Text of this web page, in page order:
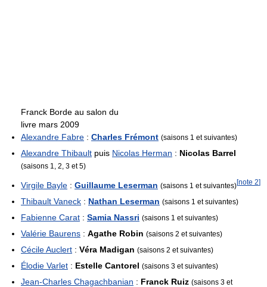
Franck Borde au salon du
livre mars 2009
Alexandre Fabre : Charles Frémont (saisons 1 et suivantes)
Alexandre Thibault puis Nicolas Herman : Nicolas Barrel
(saisons 1, 2, 3 et 5)
Virgile Bayle : Guillaume Leserman (saisons 1 et suivantes)[note 2]
Thibault Vaneck : Nathan Leserman (saisons 1 et suivantes)
Fabienne Carat : Samia Nassri (saisons 1 et suivantes)
Valérie Baurens : Agathe Robin (saisons 2 et suivantes)
Cécile Auclert : Véra Madigan (saisons 2 et suivantes)
Élodie Varlet : Estelle Cantorel (saisons 3 et suivantes)
Jean-Charles Chagachbanian : Franck Ruiz (saisons 3 et